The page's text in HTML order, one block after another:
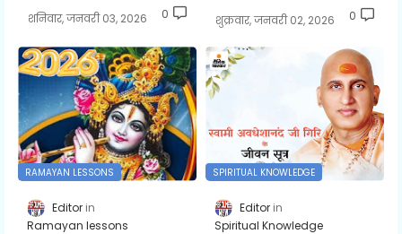
शनिवार, जनवरी 03, 2026 0 शुक्रवार, जनवरी 02, 2026 0
RAMAYAN LESSONS
Editor
Ramayan lessons
SPIRITUAL KNOWLEDGE
Editor
Spiritual Knowledge